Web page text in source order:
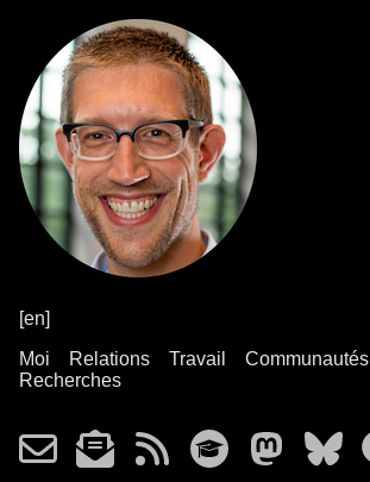
[en]
Moi
Relations Travail Communautés
Recherches